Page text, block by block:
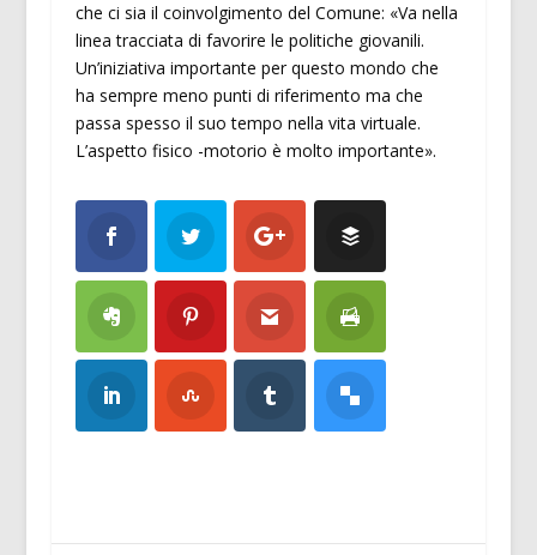
che ci sia il coinvolgimento del Comune: «Va nella
linea tracciata di favorire le politiche giovanili.
Un’iniziativa importante per questo mondo che
ha sempre meno punti di riferimento ma che
passa spesso il suo tempo nella vita virtuale.
L’aspetto fisico -motorio è molto importante».